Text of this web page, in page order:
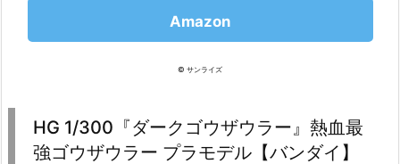
Amazon
© サンライズ
HG 1/300『ダークゴウザウラー』熱血最
強ゴウザウラー プラモデル【バンダイ】